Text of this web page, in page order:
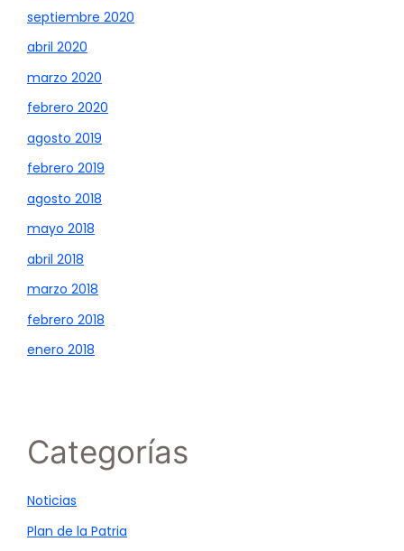
septiembre 2020
abril 2020
marzo 2020
febrero 2020
agosto 2019
febrero 2019
agosto 2018
mayo 2018
abril 2018
marzo 2018
febrero 2018
enero 2018
Categorías
Noticias
Plan de la Patria